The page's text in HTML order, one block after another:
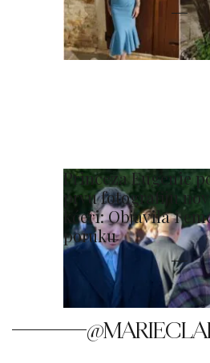
Princeza Eugenie
prvu fotografiju
kćeri: Objavila i
poruku